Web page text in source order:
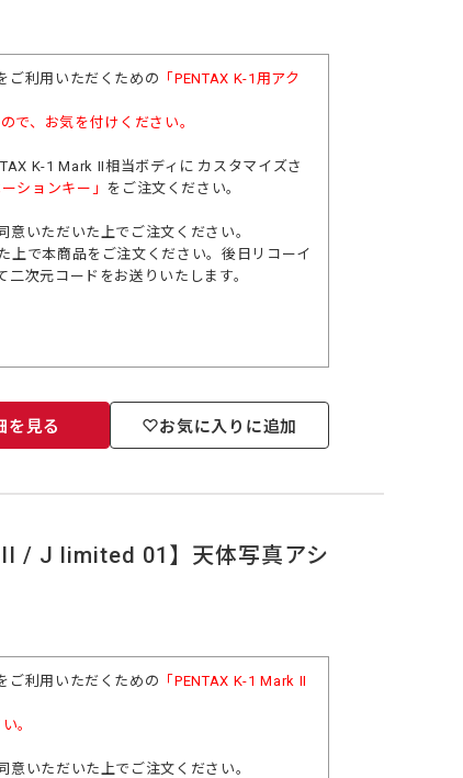
ご利用いただくための 「PENTAX K-1用アク
で、お気を付けください。
K-1 Mark II相当ボディに カスタマイズさ
ションキー」 をご注文ください。
いただいた上でご注文ください。
上で本商品をご注文ください。後日リコーイ
次元コードをお送りいたします。
を見る お気に入りに追加
II / J limited 01】天体写真アシ
ご利用いただくための 「PENTAX K-1 Mark II
。
いただいた上でご注文ください。